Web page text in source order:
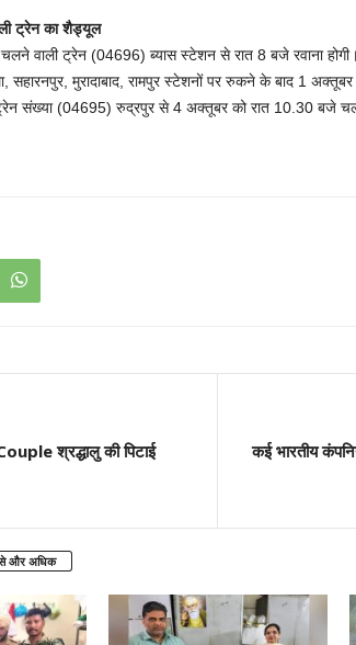
ट्रेन का शैड्यूल
वाली ट्रेन (04696) ब्यास स्टेशन से रात 8 बजे रवाना
सहारनपुर, मुरादाबाद, रामपुर स्टेशनों पर रुकने के बाद 1
संख्या (04695) रुद्रपुर से 4 अक्तूबर को रात 10.30 बजे
श्रद्धालु की पिटाई
कई भारतीय
और अधिक